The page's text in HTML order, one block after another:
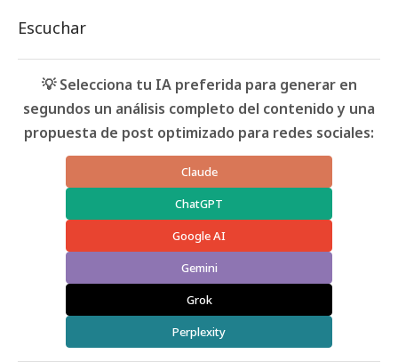
Escuchar
💡 Selecciona tu IA preferida para generar en
segundos un análisis completo del contenido y una
propuesta de post optimizado para redes sociales:
Claude
ChatGPT
Google AI
Gemini
Grok
Perplexity